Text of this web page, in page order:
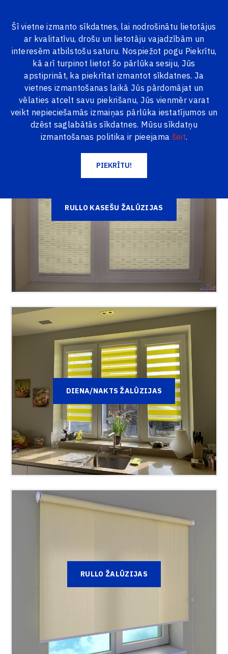
Šī vietne izmanto sīkdatnes, lai nodrošinātu lietotājus
ar kvalitatīvu, drošu un lietotāju vajadzībām un
interesēm atbilstošu saturu. Nospiežot pogu Piekrītu,
kā arī turpinot lietot šo pārlūka sesiju, Jūs
apstiprināt, ka piekrītat izmantot sīkdatnes. Ja
vietnes izmantošanas laikā Jūs pārdomājat un
vēlaties atcelt savu piekrišanu, Jūs vienmēr varat
veikt nepieciešamās izmaiņas pārlūka iestatījumos un
dzēst saglabātās sīkdatnes. Mūsu sīkdatņu
izmantošanas politika ir pieejama šeit.
PIEKRĪTU!
VISAS PRECES
Žalūzijas
Žalūzijas
RULLO KASEŠU ŽALŪZIJAS
DIENA/NAKTS ŽALŪZIJAS
RULLO ŽALŪZIJAS